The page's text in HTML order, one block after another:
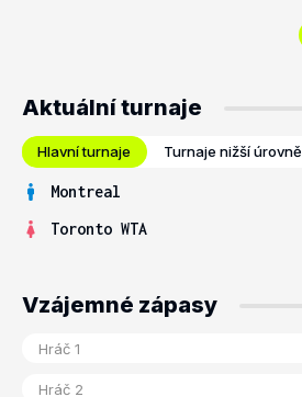
Aktuální turnaje
Hlavní turnaje Turnaje nižší úrovně
Montreal
Toronto WTA
Vzájemné zápasy